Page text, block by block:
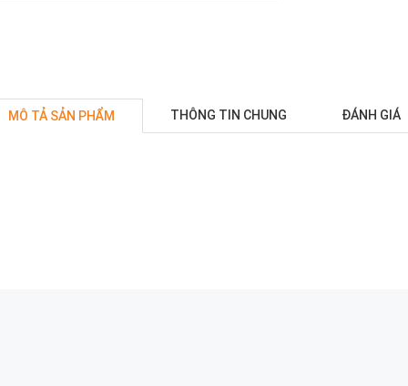
MÔ TẢ SẢN PHẨM THÔNG TIN CHUNG ĐÁNH GIÁ